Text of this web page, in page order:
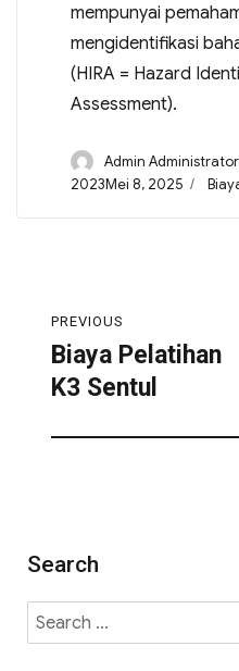
mempunyai
mengidentifikasi
(HIRA = Hazard
Assessment).
Admin Administrator
2023Mei 8, 2025
PREVIOUS
Biaya Pelatihan
K3 Sentul
Search